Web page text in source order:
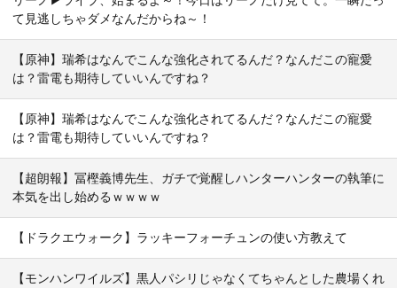
て見逃しちゃダメなんだからね～！
【原神】瑞希はなんでこんな強化されてるんだ？なんだこの寵愛
は？雷電も期待していいんですね？
【原神】瑞希はなんでこんな強化されてるんだ？なんだこの寵愛
は？雷電も期待していいんですね？
【超朗報】冨樫義博先生、ガチで覚醒しハンターハンターの執筆に
本気を出し始めるｗｗｗｗ
【ドラクエウォーク】ラッキーフォーチュンの使い方教えて
【モンハンワイルズ】黒人パシリじゃなくてちゃんとした農場くれ